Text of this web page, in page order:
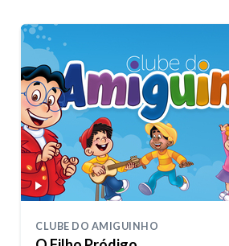
CLUBE DO AMIGUINHO